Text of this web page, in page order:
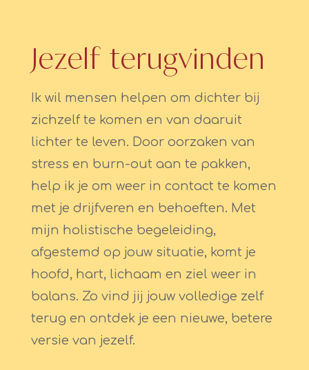
Jezelf terugvinden
Ik wil mensen helpen om dichter bij
zichzelf te komen en van daaruit
lichter te leven. Door oorzaken van
stress en burn-out aan te pakken,
help ik je om weer in contact te komen
met je drijfveren en behoeften. Met
mijn holistische begeleiding,
afgestemd op jouw situatie, komt je
hoofd, hart, lichaam en ziel weer in
balans. Zo vind jij jouw volledige zelf
terug en ontdek je een nieuwe, betere
versie van jezelf.